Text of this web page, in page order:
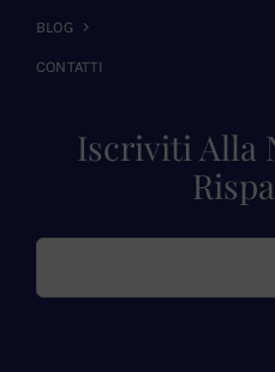
BLOG
CONTATTI
Iscriviti Alla